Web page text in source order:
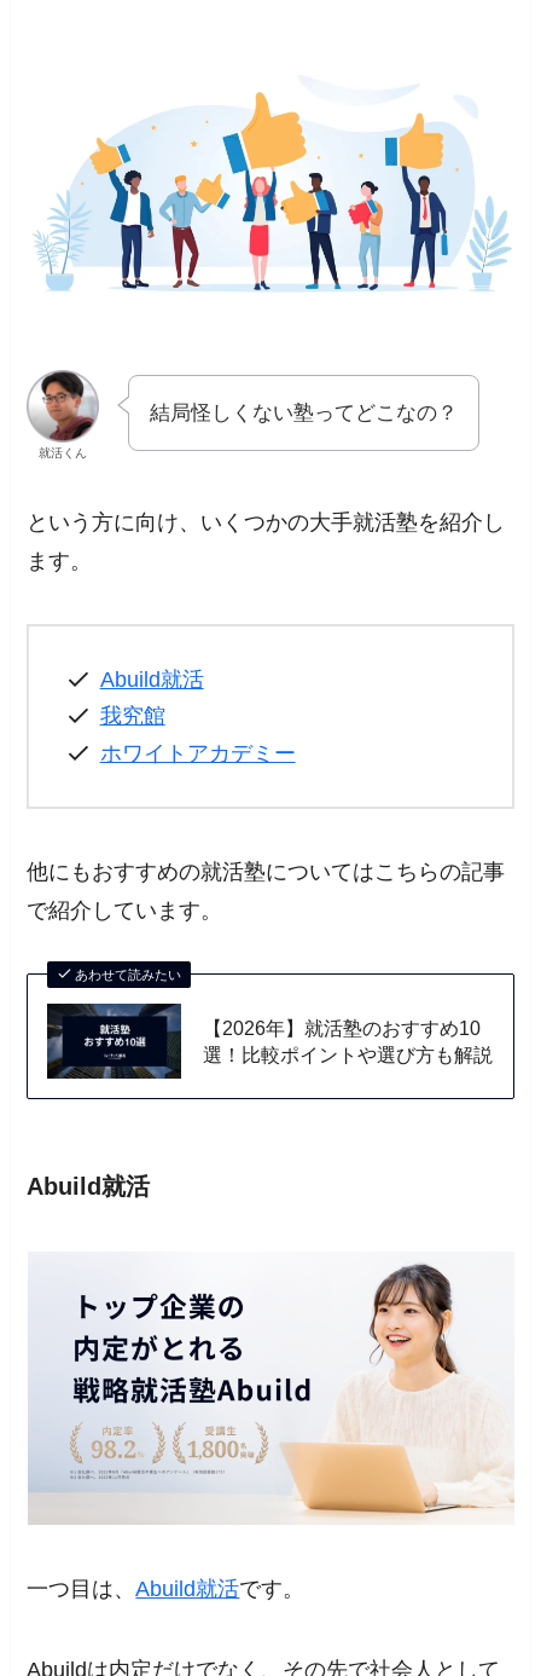
就活くん
結局怪しくない塾ってどこなの？
という方に向け、いくつかの大手就活塾を紹介し
ます。
Abuild就活
我究館
ホワイトアカデミー
他にもおすすめの就活塾についてはこちらの記事
で紹介しています。
あわせて読みたい
【2026年】就活塾のおすすめ10
選！比較ポイントや選び方も解説
Abuild就活
一つ目は、Abuild就活です。
Abuildは内定だけでなく、その先で社会人として